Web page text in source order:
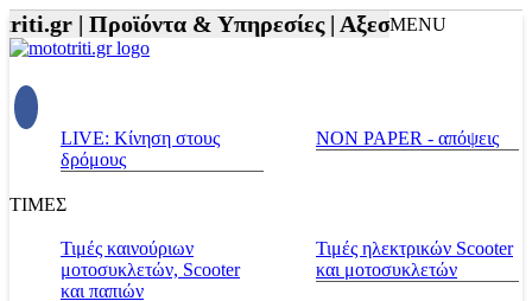
|Προϊόντα & Υπηρεσίες |Αξεσουάρ Αναβάτη
MENU
LIVE: Κίνηση στους
δρόμους
NON PAPER - απόψεις
ΤΙΜΕΣ
Τιμές καινούριων
μοτοσυκλετών, Scooter
και παπιών
Τιμές ηλεκτρικών Scooter
και μοτοσυκλετών